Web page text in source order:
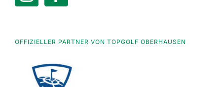
OFFIZIELLER PARTNER VON TOPGOLF OBERHAUSEN